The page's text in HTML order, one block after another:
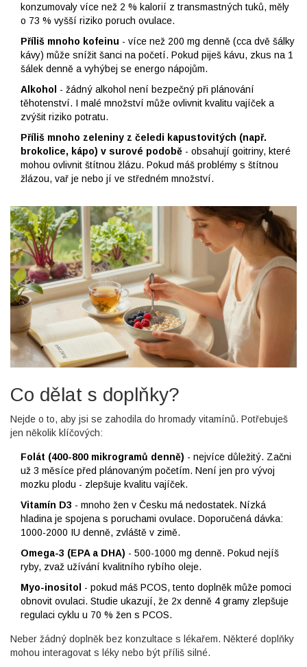
konzumovaly více než 2 % kalorií z transmastných tuků, měly
o 73 % vyšší riziko poruch ovulace.
Příliš mnoho kofeinu - více než 200 mg denně (cca dvě šálky
kávy) může snížit šanci na početí. Pokud piješ kávu, zkus na 1
šálek denně a vyhýbej se energo nápojům.
Alkohol
- žádný alkohol není bezpečný při plánování
těhotenství. I malé množství může ovlivnit kvalitu vajíček a
zvýšit riziko potratu.
Příliš mnoho zeleniny z čeledi kapustovitých (např.
brokolice, kápo) v surové podobě - obsahují goitriny, které
mohou ovlivnit štítnou žlázu. Pokud máš problémy s štítnou
žlázou, vař je nebo jí ve středném množství.
Co dělat s doplňky?
Nejde o to, aby jsi se zahodila do hromady vitamínů. Potřebuješ
jen několik klíčových:
Folát (400-800 mikrogramů denně) - nejvíce důležitý. Začni
už 3 měsíce před plánovaným početím. Není jen pro vývoj
mozku plodu - zlepšuje kvalitu vajíček.
Vitamín D3 - mnoho žen v Česku má nedostatek. Nízká
hladina je spojena s poruchami ovulace. Doporučená dávka:
1000-2000 IU denně, zvláště v zimě.
Omega-3 (EPA a DHA) - 500-1000 mg denně. Pokud nejíš
ryby, zvaž užívání kvalitního rybího oleje.
Myo-inositol
- pokud máš PCOS, tento doplněk může pomoci
obnovit ovulaci. Studie ukazují, že 2x denně 4 gramy zlepšuje
regulaci cyklu u 70 % žen s PCOS.
Neber žádný doplněk bez konzultace s lékařem. Některé doplňky
mohou interagovat s léky nebo být příliš silné.